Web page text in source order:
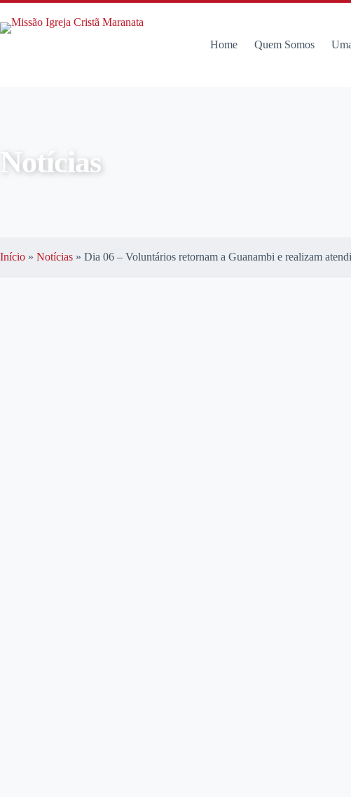
Home Quem Somos
Notícias
Início » Notícias » Dia 06 – Voluntários retornam a Guanambi e realizam